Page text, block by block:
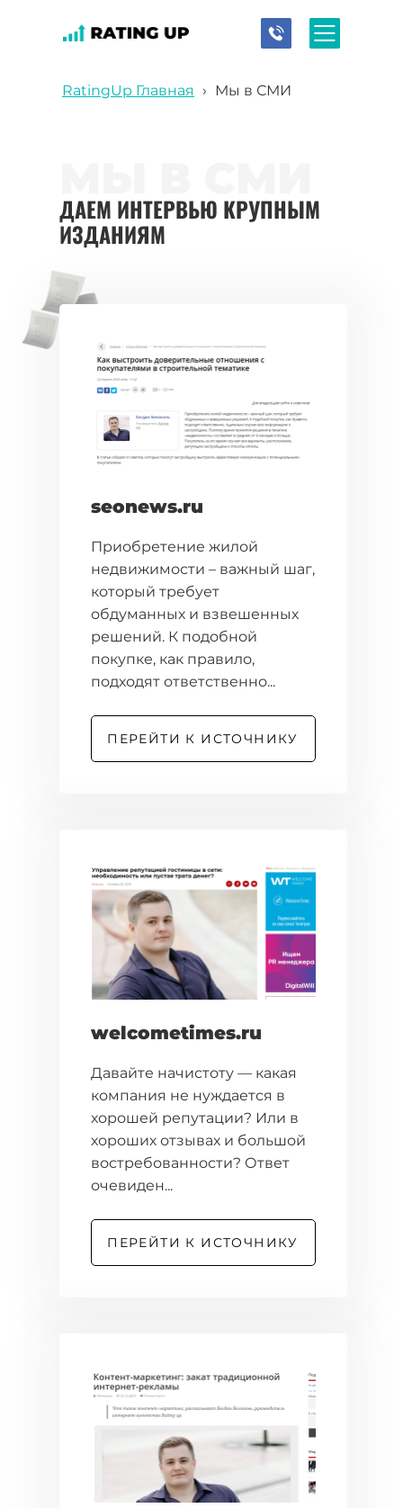
RatingUp Главная › Мы в СМИ
seonews.ru
Приобретение жилой
недвижимости – важный шаг,
который требует
обдуманных и взвешенных
решений. К подобной
покупке, как правило,
подходят ответственно...
ПЕРЕЙТИ К ИСТОЧНИКУ
welcometimes.ru
Давайте начистоту — какая
компания не нуждается в
хорошей репутации? Или в
хороших отзывах и большой
востребованности? Ответ
очевиден...
ПЕРЕЙТИ К ИСТОЧНИКУ
ДАЕМ ИНТЕРВЬЮ КРУПНЫМ
ИЗДАНИЯМ